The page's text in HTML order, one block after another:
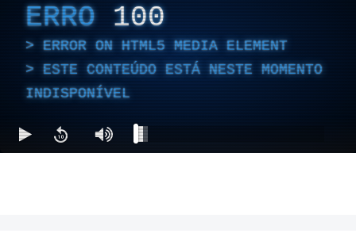
ERRO 100
ERROR ON HTML5 MEDIA ELEMENT
ESTE CONTEÚDO ESTÁ NESTE MOMENTO
INDISPONÍVEL